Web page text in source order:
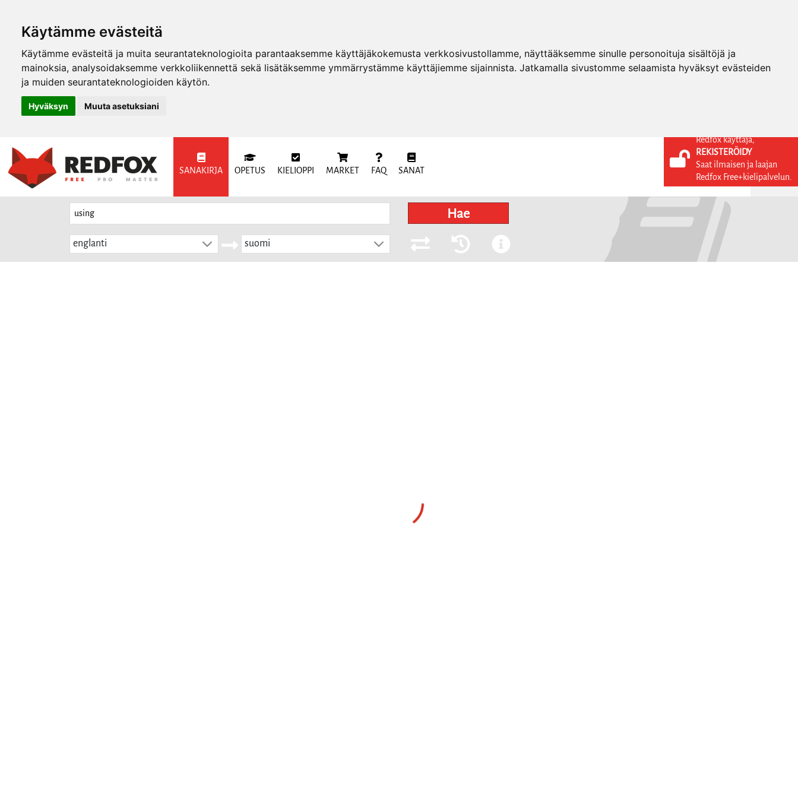
Käytämme evästeitä
Käytämme evästeitä ja muita seurantateknologioita parantaaksemme käyttäjäkokemusta verkkosivustollamme, näyttääksemme sinulle personoituja sisältöjä ja
mainoksia, analysoidaksemme verkkoliikennettä sekä lisätäksemme ymmärrystämme käyttäjiemme sijainnista. Jatkamalla sivustomme selaamista hyväksyt evästeiden
ja muiden seurantateknologioiden käytön.
Hyväksyn Muuta asetuksiani
SANAKIRJA OPETUS KIELIOPPI MARKET FAQ SANAT
KIRJAUDU SISÄÄN
REKISTERÖIDY
Hae
englanti suomi
Redfox käyttäjä,
REKISTERÖIDY
Saat ilmaisen ja laajan
Redfox Free+kielipalvelun.